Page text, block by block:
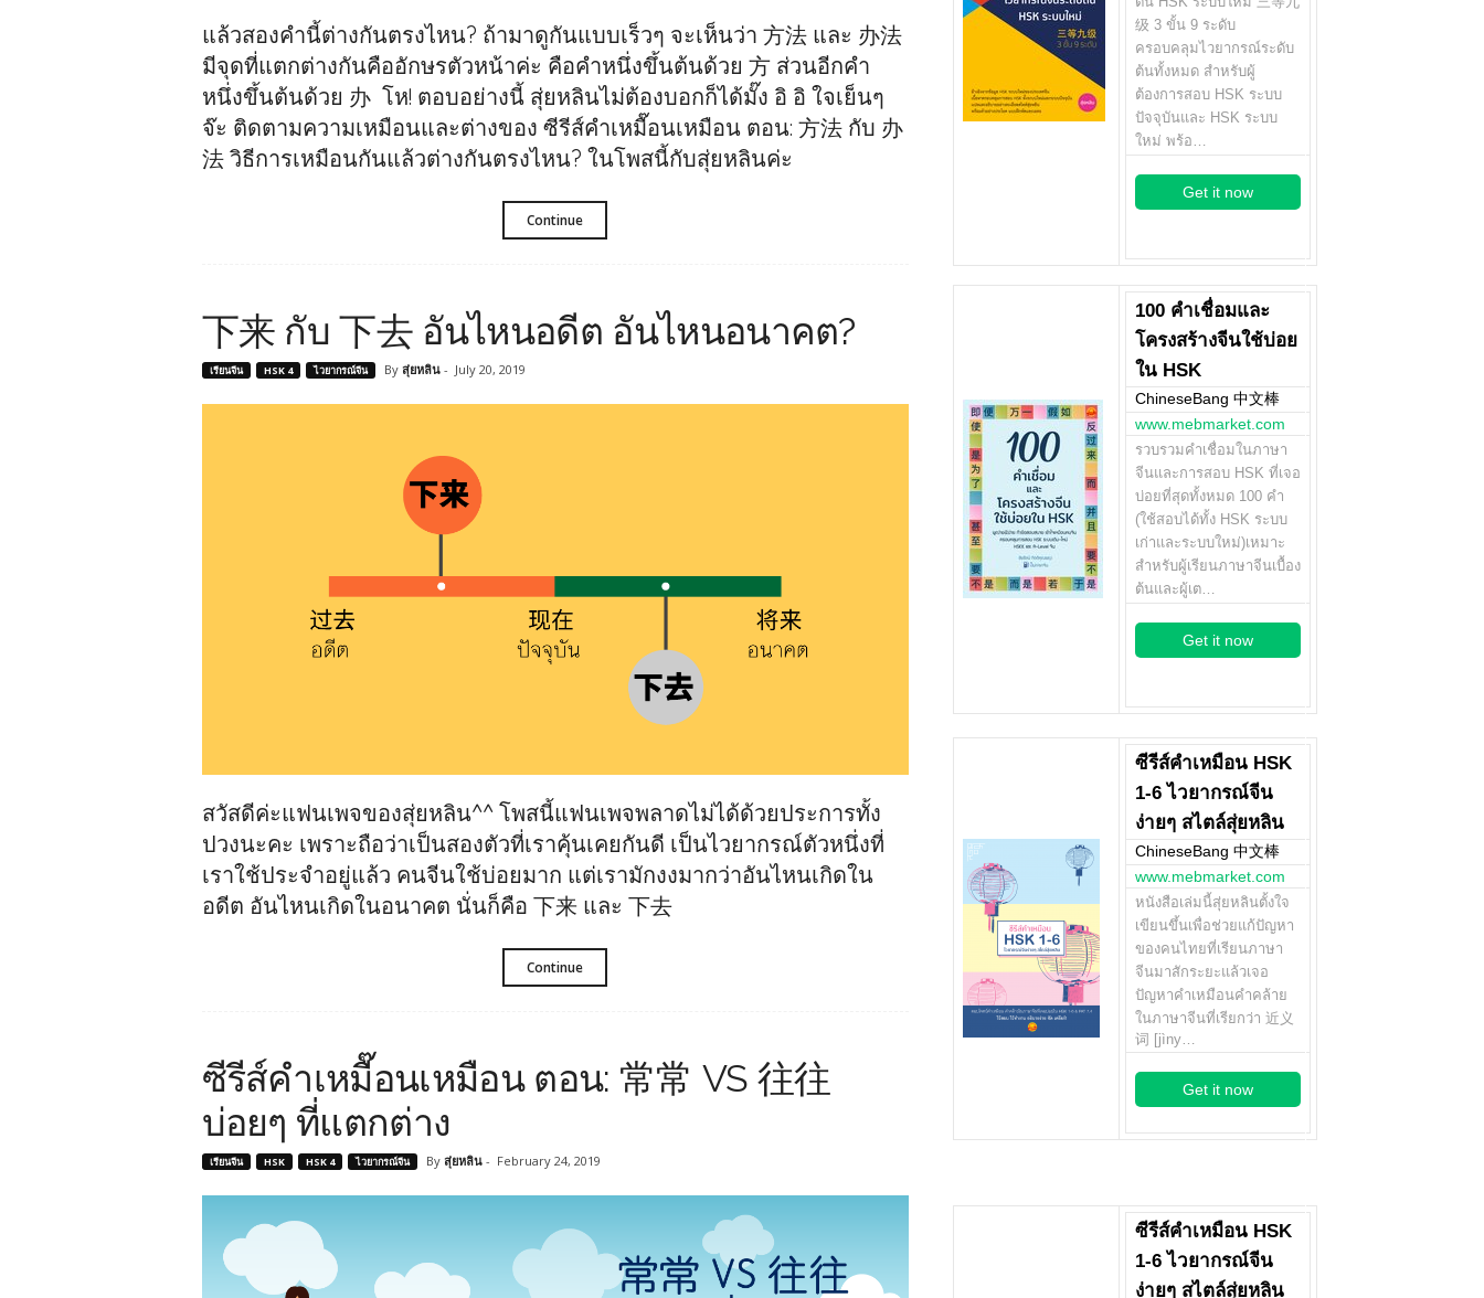
แล้วสองคำนี้ต่างกันตรงไหน? ถ้ามาดูกันแบบเร็วๆ จะเห็นว่า 方法 และ 办法
มีจุดที่แตกต่างกันคืออักษรตัวหน้าค่ะ คือคำหนึ่งขึ้นต้นด้วย 方 ส่วนอีกคำ
หนึ่งขึ้นต้นด้วย 办 โห! ตอบอย่างนี้ สุ่ยหลินไม่ต้องบอกก็ได้มั๊ง อิ อิ ใจเย็นๆ
จ๊ะ ติดตามความเหมือนและต่างของ ซีรีส์คำเหมื๊อนเหมือน ตอน: 方法 กับ 办
法 วิธีการเหมือนกันแล้วต่างกันตรงไหน? ในโพสนี้กับสุ่ยหลินค่ะ
Continue
下来 กับ 下去 อันไหนอดีต อันไหนอนาคต?
เรียนจีน HSK 4 ไวยากรณ์จีน By สุ่ยหลิน- July 20, 2019
สวัสดีค่ะแฟนเพจของสุ่ยหลิน^^ โพสนี้แฟนเพจพลาดไม่ได้ด้วยประการทั้ง
ปวงนะคะ เพราะถือว่าเป็นสองตัวที่เราคุ้นเคยกันดี เป็นไวยากรณ์ตัวหนึ่งที่
เราใช้ประจำอยู่แล้ว คนจีนใช้บ่อยมาก แต่เรามักงงมากว่าอันไหนเกิดใน
อดีต อันไหนเกิดในอนาคต นั่นก็คือ 下来 และ 下去
Continue
ซีรีส์คำเหมื๊อนเหมือน ตอน: 常常 VS 往往
บ่อยๆ ที่แตกต่าง
เรียนจีน HSK HSK 4 ไวยากรณ์จีน By สุ่ยหลิน- February 24, 2019
级 3 ขั้น 9 ระดับ
ครอบคลุมไวยากรณ์ระดับ
ต้นทั้งหมด สำหรับผู้
ต้องการสอบ HSK ระบบ
ปัจจุบันและ HSK ระบบ
ใหม่ พร้อ…
Get it now
100 คำเชื่อมและ
โครงสร้างจีนใช้บ่อย
ใน HSK
ChineseBang 中文棒
www.mebmarket.com
รวบรวมคำเชื่อมในภาษา
จีนและการสอบ HSK ที่เจอ
บ่อยที่สุดทั้งหมด 100 คำ
(ใช้สอบได้ทั้ง HSK ระบบ
เก่าและระบบใหม่)เหมาะ
สำหรับผู้เรียนภาษาจีนเบื้อง
ต้นและผู้เต…
Get it now
ซีรีส์คำเหมือน HSK
1-6 ไวยากรณ์จีน
ง่ายๆ สไตล์สุ่ยหลิน
ChineseBang 中文棒
www.mebmarket.com
หนังสือเล่มนี้สุ่ยหลินตั้งใจ
เขียนขึ้นเพื่อช่วยแก้ปัญหา
ของคนไทยที่เรียนภาษา
จีนมาสักระยะแล้วเจอ
ปัญหาคำเหมือนคำคล้าย
ในภาษาจีนที่เรียกว่า 近义
词 [jìny…
Get it now
ซีรีส์คำเหมือน HSK
1-6 ไวยากรณ์จีน
ง่ายๆ สไตล์สุ่ยหลิน